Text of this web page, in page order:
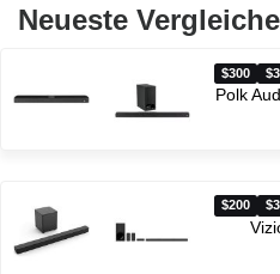
Neueste
$300
Polk
$200